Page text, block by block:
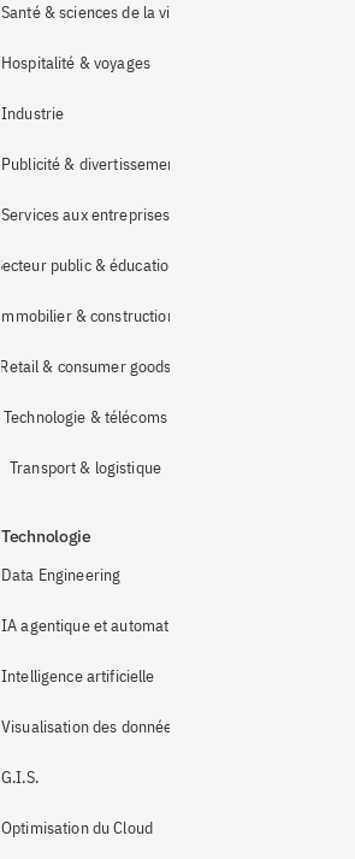
Santé & sciences de la vie
Hospitalité & voyages
Industrie
Publicité & divertissement
Services aux entreprises
Secteur public & éducation
Immobilier & construction
Retail & consumer goods
Technologie & télécoms
Transport & logistique
Technologie
Data Engineering
IA agentique et automatisation
Intelligence artificielle
Visualisation des données
G.I.S.
Optimisation du Cloud